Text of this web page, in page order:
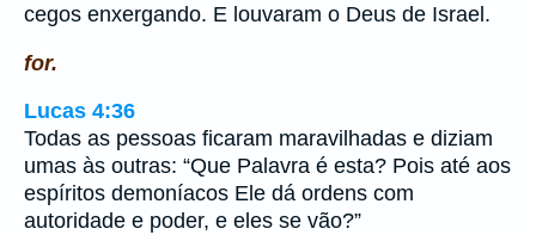
cegos enxergando. E louvaram o Deus de Israel.
for.
Lucas 4:36
Todas as pessoas ficaram maravilhadas e diziam
umas às outras: “Que Palavra é esta? Pois até aos
espíritos demoníacos Ele dá ordens com
autoridade e poder, e eles se vão?”